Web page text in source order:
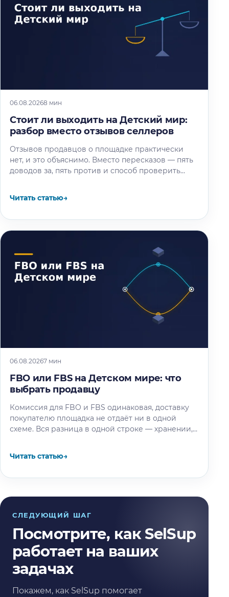
06.08.20268 мин
Стоит ли выходить на Детский мир:
разбор вместо отзывов селлеров
Отзывов продавцов о площадке практически
нет, и это объяснимо. Вместо пересказов — пять
доводов за, пять против и способ проверить
Читать статью→
06.08.20267 мин
FBO или FBS на Детском мире: что
выбрать продавцу
Комиссия для FBO и FBS одинаковая, доставку
покупателю площадка не отдаёт ни в одной
схеме. Вся разница в одной строке — хранении,
Читать статью→
СЛЕДУЮЩИЙ ШАГ
Посмотрите, как SelSup
работает на ваших
задачах
Покажем, как SelSup помогает